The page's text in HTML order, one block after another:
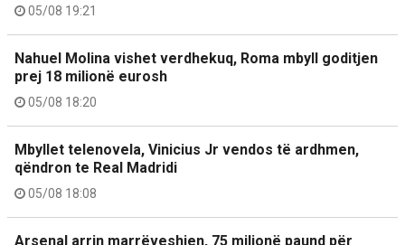
05/08 19:21
Nahuel Molina vishet verdhekuq, Roma mbyll goditjen
prej 18 milionë eurosh
05/08 18:20
Mbyllet telenovela, Vinicius Jr vendos të ardhmen,
qëndron te Real Madridi
05/08 18:08
Arsenal arrin marrëveshjen, 75 milionë paund për